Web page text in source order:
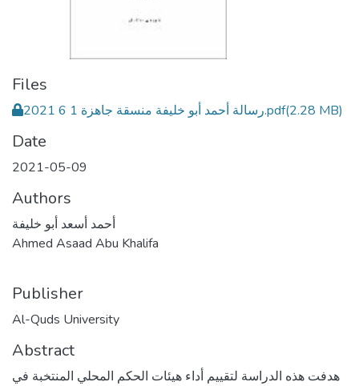
Files
رسالة أحمد أبو خليفة منسقة جاهزة 1 6 2021.pdf(2.28 MB)
Date
2021-05-09
Authors
أحمد أسعد أبو خليفة
Ahmed Asaad Abu Khalifa
Publisher
Al-Quds University
Abstract
هدفت هذه الدراسة لتقييم أداء هيئات الحكم المحلي المنتخبة في